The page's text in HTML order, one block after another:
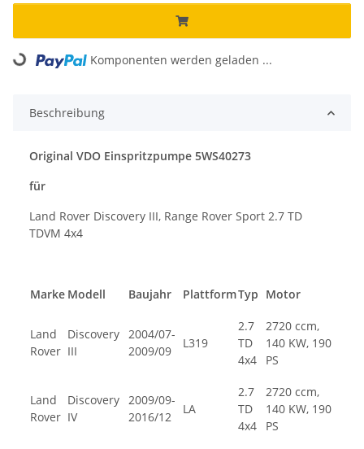
Loading... Komponenten werden geladen ...
Beschreibung
Original VDO Einspritzpumpe 5WS40273
für
Land Rover Discovery III, Range Rover Sport 2.7 TD
TDVM 4x4
Marke Modell Baujahr PlattformTyp Motor
Land
Rover
Discovery
III
2004/07-
2009/09
L319
2.7
TD
4x4
2720 ccm,
140 KW, 190
PS
Land
Rover
Discovery
IV
2009/09-
2016/12
LA
2.7
TD
4x4
2720 ccm,
140 KW, 190
PS